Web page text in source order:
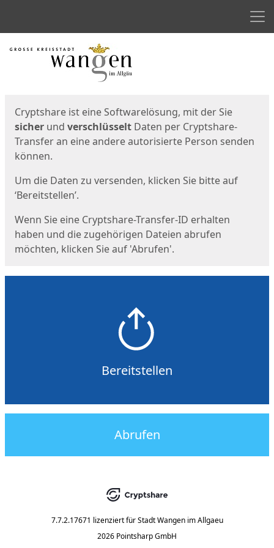
Start
Cryptshare ist eine Softwarelösung, mit der Sie
sicher und verschlüsselt Daten per Cryptshare-
Transfer an eine andere autorisierte Person senden
können.
Um die Daten zu versenden, klicken Sie bitte auf
‘Bereitstellen’.
Wenn Sie eine Cryptshare-Transfer-ID erhalten
haben und die zugehörigen Dateien abrufen
möchten, klicken Sie auf 'Abrufen'.
Bereitstellen
Abrufen
7.7.2.17671 lizenziert für Stadt Wangen im Allgaeu
2026 Pointsharp GmbH